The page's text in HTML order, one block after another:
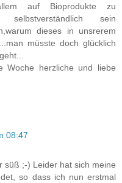
auf Bioprodukte zu
selbstverständlich sein
dieses in unsrerem
müsste doch glücklich
Woche herzliche und liebe
08:47
süß ;-) Leider hat sich meine
so dass ich nun erstmal